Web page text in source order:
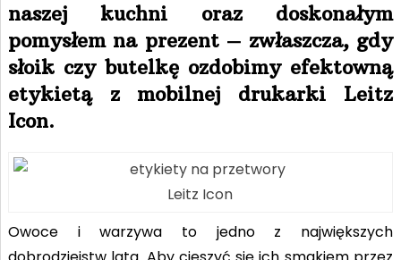
naszej kuchni oraz doskonałym
pomysłem na prezent – zwłaszcza, gdy
słoik czy butelkę ozdobimy efektowną
etykietą z mobilnej drukarki Leitz
Icon.
Leitz Icon
Owoce i warzywa to jedno z największych